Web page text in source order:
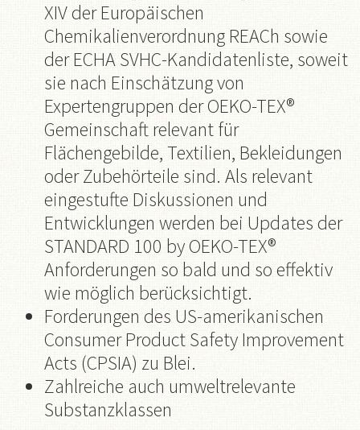
XIV der Europäischen
Chemikalienverordnung REACh sowie
der ECHA SVHC-Kandidatenliste, soweit
sie nach Einschätzung von
Expertengruppen der OEKO-TEX®
Gemeinschaft relevant für
Flächengebilde, Textilien, Bekleidungen
oder Zubehörteile sind. Als relevant
eingestufte Diskussionen und
Entwicklungen werden bei Updates der
STANDARD 100 by OEKO-TEX®
Anforderungen so bald und so effektiv
wie möglich berücksichtigt.
Forderungen des US-amerikanischen
Consumer Product Safety Improvement
Acts (CPSIA) zu Blei.
Zahlreiche auch umweltrelevante
Substanzklassen